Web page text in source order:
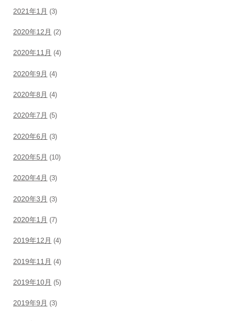
2021年1月 (3)
2020年12月 (2)
2020年11月 (4)
2020年9月 (4)
2020年8月 (4)
2020年7月 (5)
2020年6月 (3)
2020年5月 (10)
2020年4月 (3)
2020年3月 (3)
2020年1月 (7)
2019年12月 (4)
2019年11月 (4)
2019年10月 (5)
2019年9月 (3)